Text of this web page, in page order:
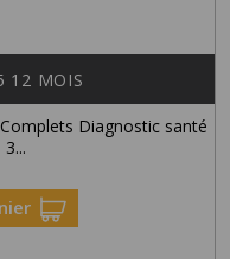
12 MOIS
Diagnostic santé